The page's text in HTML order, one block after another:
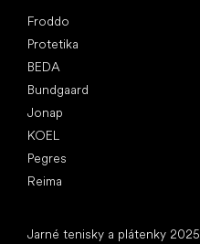
Froddo
Protetika
BEDA
Bundgaard
Jonap
KOEL
Pegres
Reima
Jarné tenisky a plátenky 2025